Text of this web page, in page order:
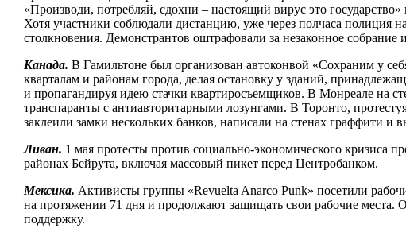
«Производи, потребляй, сдохни – настоящий вирус это
Хотя участники соблюдали дистанцию, уже через полчаса полиция
столкновения. Демонстрантов оштрафовали за незаконное
Канада. В Гамильтоне был организован автоконвой «Сохраним у
кварталам и районам города, делая остановку у зданий,
и пропагандируя идею стачки квартиросъемщиков. В Монреале на
транспаранты с антиавторитарными лозунгами. В Торонто,
заклеили замки нескольких банков, написали на стенах граффити
Ливан. 1 мая протесты против социально-экономического кризиса
районах Бейрута, включая массовый пикет перед Центробанком.
Мексика. Активисты группы «Revuelta Anarco Punk» посетили
на протяжении 71 дня и продолжают защищать свои рабочие
поддержку.